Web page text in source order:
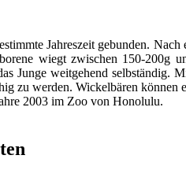
Jahreszeit gebunden.
wiegt zwischen 150-200g
Junge weitgehend selbständig.
zu werden. Wickelbären
2003 im Zoo von Honolulu.